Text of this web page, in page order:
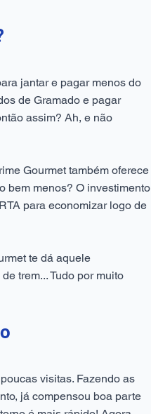
jantar e pagar menos do
de Gramado e pagar
assim? Ah, e não
Gourmet também oferece
bem menos? O investimento
para economizar logo de
te dá aquele
trem... Tudo por muito
visitas. Fazendo as
já compensou boa parte